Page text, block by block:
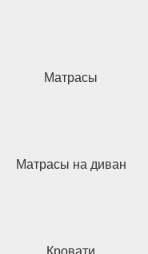
Матрасы
Матрасы на диван
Кровати